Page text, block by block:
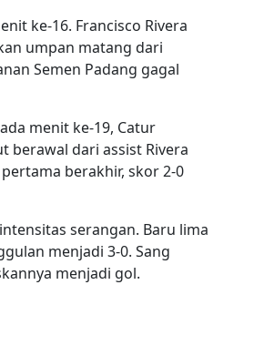
ke-16. Francisco Rivera
umpan matang dari
Semen Padang gagal
menit ke-19, Catur
berawal dari assist Rivera
berakhir, skor 2-0
serangan. Baru lima
menjadi 3-0. Sang
menjadi gol.